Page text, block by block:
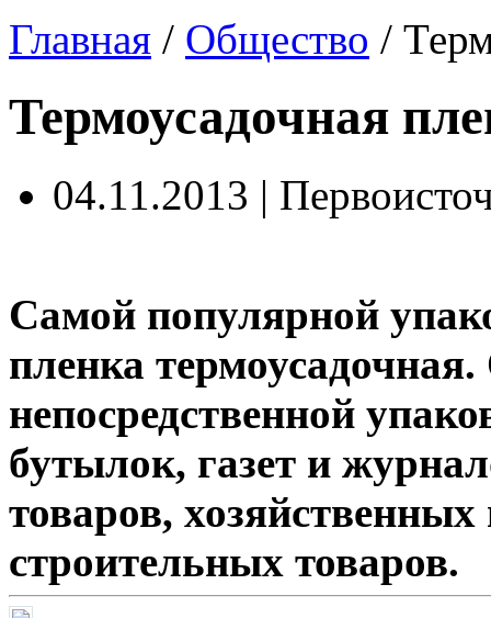
Главная / Общество /
Термоусадочная
04.11.2013 |
Самой популярной
пленка
непосредственной
бутылок, газет и
товаров,
строительных товаров.